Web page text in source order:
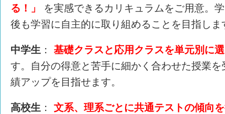
る！」 を実感できるカリキュラムをご用意。
後も学習に自主的に取り組めることを目指しま
中学生 ：
基礎クラスと応用クラスを単元別に
す。自分の得意と苦手に細かく合わせた授業
績アップを目指せます。
高校生 ：
文系、理系ごとに共通テストの傾向